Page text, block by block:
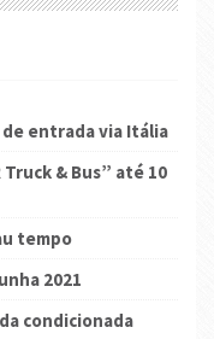
de entrada via Itália
Truck & Bus” até 10
tempo
2021
condicionada